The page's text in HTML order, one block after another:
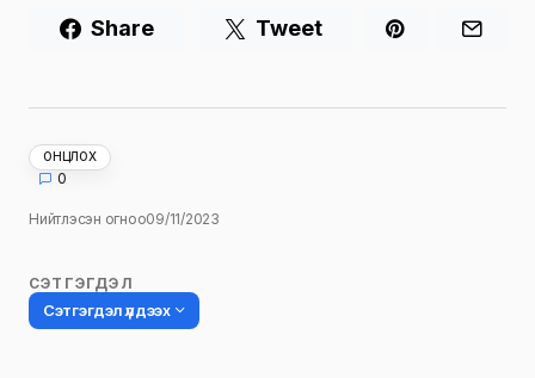
Share Tweet
ОНЦЛОХ
0
Нийтлэсэн огноо09/11/2023
СЭТГЭГДЭЛ
Сэтгэгдэл үлдээх